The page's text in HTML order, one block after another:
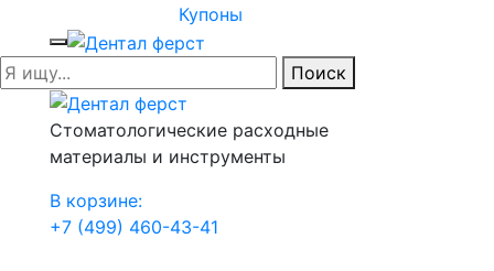
Купоны
Поиск
Стоматологические расходные
материалы и инструменты
В корзине:
+7 (499) 460-43-41